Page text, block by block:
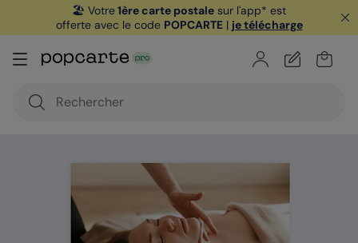
🏖️ Votre1ère carte postale sur l'app* est
offerte avec le code POPCARTE| je télécharge